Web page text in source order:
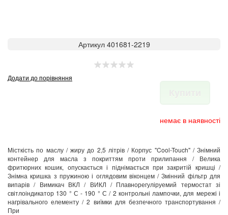
Артикул 401681-2219
Додати до порівняння
немає в наявності
Місткість по маслу / жиру до 2,5 літрів / Корпус "Cool-Touch" / Знімний
контейнер для масла з покриттям проти прилипання / Велика
фритюрних кошик, опускається і піднімається при закритій кришці /
Знімна кришка з пружиною і оглядовим віконцем / Змінний фільтр для
випарів / Вимикач ВКЛ / ВИКЛ / Плавнорегуліруемий термостат зі
світлоіндикатор 130 ° С - 190 ° С / 2 контрольні лампочки, для мережі і
нагрівального елементу / 2 виїмки для безпечного транспортування /
При